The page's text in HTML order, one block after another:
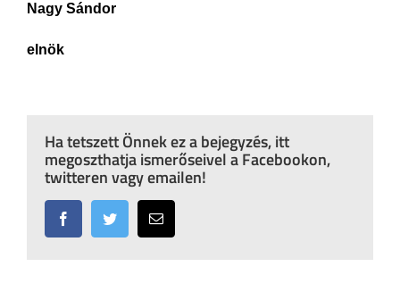
Nagy Sándor
elnök
Ha tetszett Önnek ez a bejegyzés, itt
megoszthatja ismerőseivel a Facebookon,
twitteren vagy emailen!
FacebookTwitter Email: